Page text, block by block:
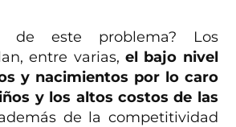
de este problema? Los
entre varias, el bajo nivel
y nacimientos por lo caro
y los altos costos de las
de la competitividad